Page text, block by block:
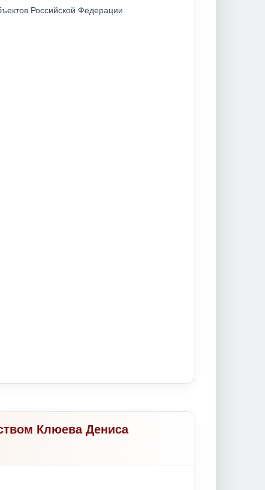
Российской Федерации.
Клюева Дениса